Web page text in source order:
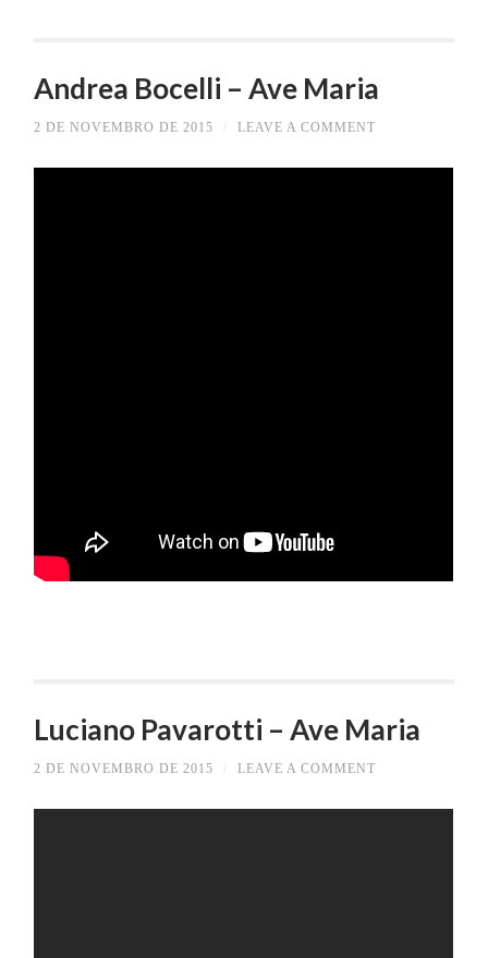
Andrea Bocelli – Ave Maria
2 DE NOVEMBRO DE 2015 LEAVE A COMMENT
Luciano Pavarotti – Ave Maria
2 DE NOVEMBRO DE 2015 LEAVE A COMMENT